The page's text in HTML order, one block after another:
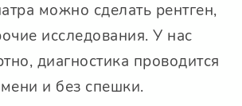
можно сделать рентген,
исследования. У нас
диагностика проводится
и без спешки.